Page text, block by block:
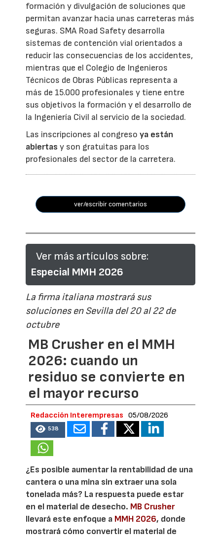
formación y divulgación de soluciones que
permitan avanzar hacia unas carreteras más
seguras. SMA Road Safety desarrolla
sistemas de contención vial orientados a
reducir las consecuencias de los accidentes,
mientras que el Colegio de Ingenieros
Técnicos de Obras Públicas representa a
más de 15.000 profesionales y tiene entre
sus objetivos la formación y el desarrollo de
la Ingeniería Civil al servicio de la sociedad.
Las inscripciones al congresoya están
abiertas y son gratuitas para los
profesionales del sector de la carretera.
ver/escribir comentarios
Ver más artículos sobre:
Especial MMH 2026
La firma italiana mostrará sus
soluciones en Sevilla del 20 al 22 de
octubre
MB Crusher en el MMH
2026: cuando un
residuo se convierte en
el mayor recurso
Redacción Interempresas 05/08/2026
538
¿Es posible aumentar la rentabilidad de una
cantera o una mina sin extraer una sola
tonelada más? La respuesta puede estar
en el material de desecho. MB Crusher
llevará este enfoque a MMH 2026, donde
mostrará cómo convertir el material de